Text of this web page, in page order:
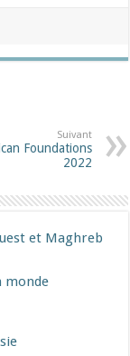
Suivant
Foundations
2022
et Maghreb
monde